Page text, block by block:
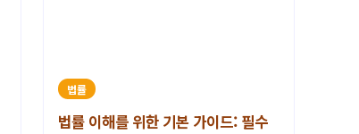
법률
법률 이해를 위한 기본 가이드: 필수